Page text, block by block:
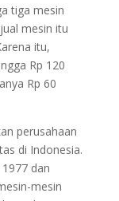
tiga mesin
mesin itu
itu,
Rp 120
Rp 60
perusahaan
di Indonesia.
dan
mesin